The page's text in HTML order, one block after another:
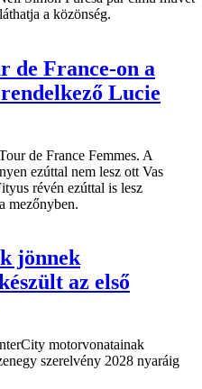
a közönség.
de France-on a
Lucie
de France Femmes. A
ezúttal nem lesz ott Vas
révén ezúttal is lesz
mezőnyben.
jönnek
az első
motorvonatainak
szerelvény 2028 nyaráig